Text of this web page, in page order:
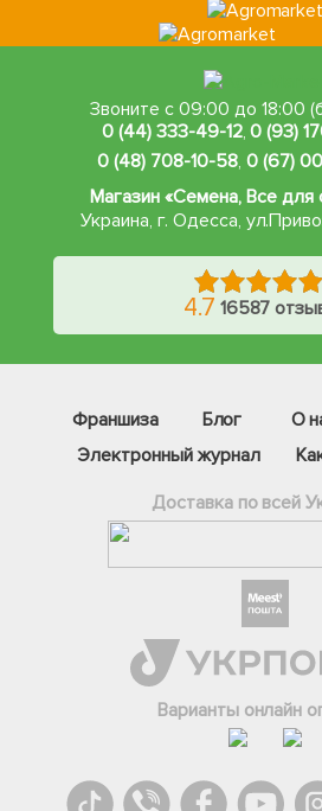
Звоните с 09:00 до 18:00
0 (44) 333-49-12,0 (93)
0 (48) 708-10-58, 0 (67)
Магазин «Семена, Все для
Украина, г. Одесса,
4.7 16587
Франшиза Блог О
Электронный журнал
Доставка по всей
Варианты онлайн